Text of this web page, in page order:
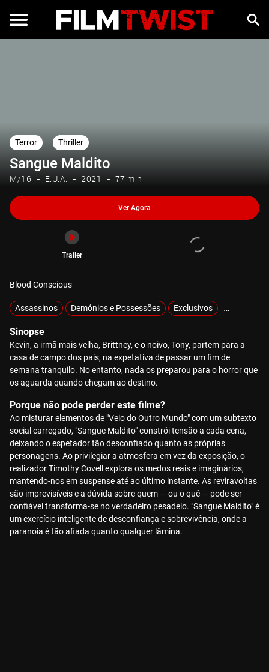
Terror Thriller
Sangue Maldito
M/16 E.U.A. 2021 77 min
Ver Agora
Trailer
Blood Conscious
Assassinos Demónios e Possessões Exclusivos Isolados
Sinopse
Kevin, a irmã mais velha, Brittney, e o noivo, Tony, partem para a
casa de campo dos pais, na expetativa de passar um fim de
semana tranquilo. No entanto, nada os preparou para o horror que
os aguarda quando chegam ao destino.
Porque não pode perder este filme?
Ao misturar elementos de "Veio do Outro Mundo" com um subtexto
social carregado, "Sangue Maldito" constrói tensão a cada cena,
deixando o espetador tão desconfiado quanto as próprias
personagens. Ao privilegiar a atmosfera em vez da exposição, o
realizador Timothy Covell explora os medos reais e imaginários,
mantendo-nos em suspense até ao último instante. As reviravoltas
são imprevisíveis e a dúvida sobre quem — ou o quê — pode ser
confiável transforma-se no verdadeiro pesadelo. "Sangue Maldito" é
um exercício inteligente de desconfiança e sobrevivência, onde a
paranoia é tão afiada quanto qualquer lâmina.